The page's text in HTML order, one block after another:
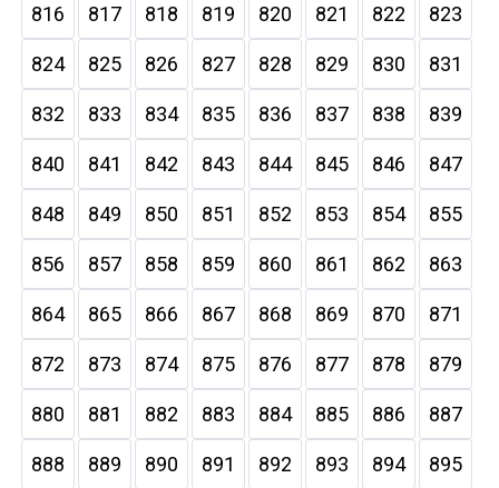
816 817 818 819 820 821 822 823
824 825 826 827 828 829 830 831
832 833 834 835 836 837 838 839
840 841 842 843 844 845 846 847
848 849 850 851 852 853 854 855
856 857 858 859 860 861 862 863
864 865 866 867 868 869 870 871
872 873 874 875 876 877 878 879
880 881 882 883 884 885 886 887
888 889 890 891 892 893 894 895